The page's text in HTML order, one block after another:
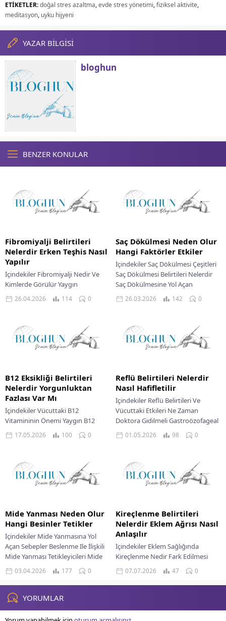
ETİKETLER:doğal stres azaltma,evde stres yönetimi,fiziksel aktivite,
meditasyon, uyku hijyeni
YAZAR BİLGİSİ
bloghun
BENZER KONULAR
Fibromiyalji Belirtileri
Nelerdir Erken Teşhis Nasıl
Yapılır
İçindekiler Fibromiyalji Nedir Ve
Kimlerde Görülür Yaygın
Fibromiyalji Belirtileri Nelerdir
Yaşam Kalitesi Üzerindeki Etkileri
Çıkma...
26.04.2026 114 0
Saç Dökülmesi Neden Olur
Hangi Faktörler Etkiler
İçindekiler Saç Dökülmesi Çeşitleri
Saç Dökülmesi Belirtileri Nelerdir
Saç Dökülmesine Yol Açan
Faktörler Genetik Yatkınlık
Hormonal Değişiklikler Tıbbi
26.03.2026 142 0
B12 Eksikliği Belirtileri
Nelerdir Yorgunluktan
Fazlası Var Mı
İçindekiler Vücuttaki B12
Vitamininin Önemi Yaygın B12
Eksikliği Belirtileri Eksikliğin
Giderilmesi İçin Tedavi Yaklaşımları
vitamini,...
17.05.2026 100 0
Reflü Belirtileri Nelerdir
Nasıl Hafifletilir
İçindekiler Reflü Belirtileri Ve
Vücuttaki Etkileri Ne Zaman
Doktora Gidilmeli Gastroözofageal
reflü hastalığı, mide içeriğinin
yemek borusuna geri kaçmasıyla
01.05.2026 98 0
Mide Yanması Neden Olur
Hangi Besinler Tetikler
İçindekiler Mide Yanmasına Yol
Açan Sebepler Beslenme Ile İlişkili
Mide Yanması Tetikleyicileri Mide
Yanmasının Yaygın Belirtileri Mide
Yanması Yönetimi Ve...
03.04.2026 177 0
Kireçlenme Belirtileri
Nelerdir Eklem Ağrısı Nasıl
Anlaşılır
İçindekiler Eklem Sağlığında
Kireçlenme Nedir Fark Edilmesi
Gereken Kireçlenme Belirtileri
Eklem Ağrısı Nasıl Anlaşılır
Kireçlenme İçin Yönetim
07.07.2026 47 0
YORUMLAR